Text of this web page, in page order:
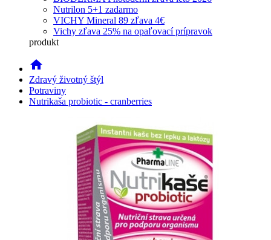
Nutrilon 5+1 zadarmo
VICHY Mineral 89 zľava 4€
Vichy zľava 25% na opaľovací prípravok
produkt
home
Zdravý životný štýl
Potraviny
Nutrikaša probiotic - cranberries